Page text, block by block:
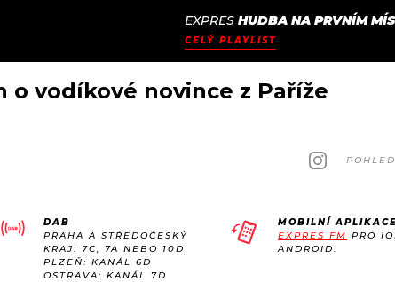
SEZNAM.CZ
EXPRES HUDBA NA PRVNÍM
CELÝ PLAYLIST
o vodíkové novince z Paříže
DAB
PRAHA A STŘEDOČESKÝ
KRAJ: 7C, 7A NEBO 10D
PLZEŇ: KANÁL 6D
OSTRAVA: KANÁL 7D
MOBILNÍ APLIKACE
EXPRES FM PRO
ANDROID.